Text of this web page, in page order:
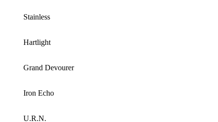
Stainless
Hartlight
Grand Devourer
Iron Echo
U.R.N.